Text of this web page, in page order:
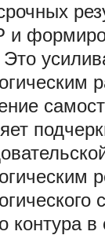
Это
контура